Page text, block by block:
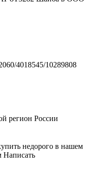
4018545/10289808
регион России
недорого в нашем
Написать